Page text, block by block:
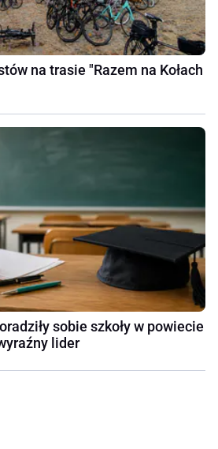
na trasie "Razem na Kołach
sobie szkoły w powiecie
lider